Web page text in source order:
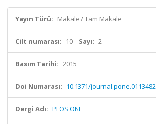
Yayın Türü: Makale / Tam Makale
Cilt numarası: 10 Sayı: 2
Basım Tarihi: 2015
Doi Numarası: 10.1371/journal.pone.0113482
Dergi Adı: PLOS ONE